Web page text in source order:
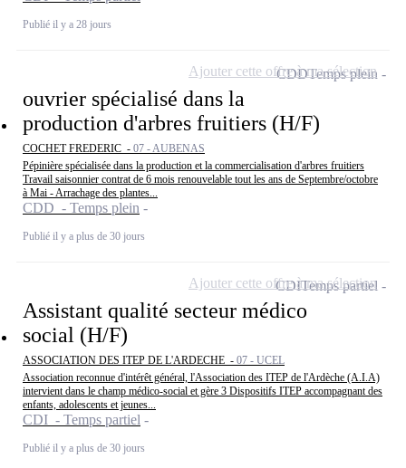
Publié il y a 28 jours
ouvrier spécialisé dans la
production d'arbres fruitiers (H/F)
COCHET FREDERIC - 07 - AUBENAS
Pépinière spécialisée dans la production et la commercialisation d'arbres fruitiers
Travail saisonnier contrat de 6 mois renouvelable tout les ans de Septembre/octobre
à Mai - Arrachage des plantes...
CDD - Temps plein
Publié il y a plus de 30 jours
CDDTemps plein
Ajouter cette offre à ma sélection
Assistant qualité secteur médico
social (H/F)
ASSOCIATION DES ITEP DE L'ARDECHE - 07 - UCEL
Association reconnue d'intérêt général, l'Association des ITEP de l'Ardèche (A.I.A)
intervient dans le champ médico-social et gère 3 Dispositifs ITEP accompagnant des
enfants, adolescents et jeunes...
CDI - Temps partiel
Publié il y a plus de 30 jours
CDITemps partiel
Ajouter cette offre à ma sélection